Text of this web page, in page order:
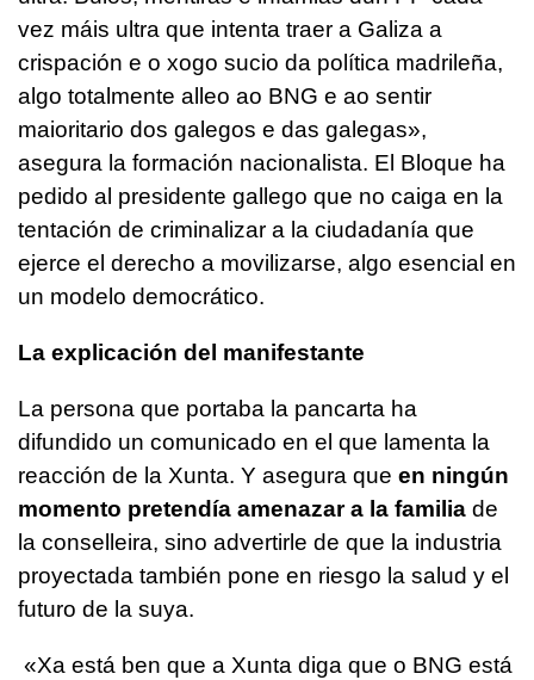
vez máis ultra que intenta traer a Galiza a
crispación e o xogo sucio da política madrileña,
algo totalmente alleo ao BNG e ao sentir
maioritario dos galegos e das galegas»,
asegura la formación nacionalista. El Bloque ha
pedido al presidente gallego que no caiga en la
tentación de criminalizar a la ciudadanía que
ejerce el derecho a movilizarse, algo esencial en
un modelo democrático.
La explicación del manifestante
La persona que portaba la pancarta ha
difundido un comunicado en el que lamenta la
reacción de la Xunta. Y asegura que en ningún
momento pretendía amenazar a la familia de
la conselleira, sino advertirle de que la industria
proyectada también pone en riesgo la salud y el
futuro de la suya.
«Xa está ben que a Xunta diga que o BNG está